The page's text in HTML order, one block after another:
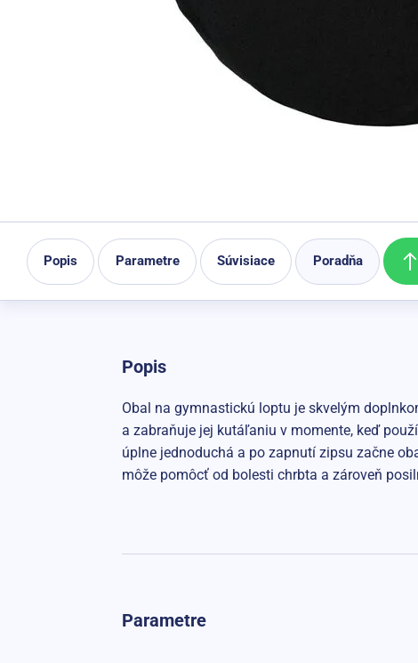
Popis Parametre Súvisiace Poradňa
Popis
Obal na gymnastickú loptu je skvelým
a zabraňuje jej kutáľaniu v momente, keď
úplne jednoduchá a po zapnutí zipsu začne
môže pomôcť od bolesti chrbta a zároveň
Parametre